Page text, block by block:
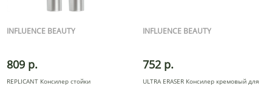
INFLUENCE BEAUTY
809 р.
REPLICANT Консилер стойки
INFLUENCE BEAUTY
752 р.
ULTRA ERASER Консилер кремовый для